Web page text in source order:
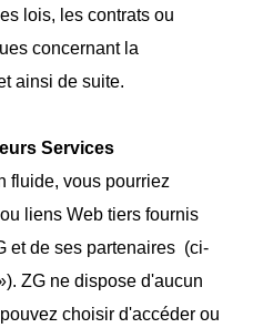
lois, les contrats ou
concernant la
ainsi de suite.
Services
fluide, vous pourriez
liens Web tiers fournis
et de ses partenaires (ci-
ZG ne dispose d'aucun
choisir d'accéder ou